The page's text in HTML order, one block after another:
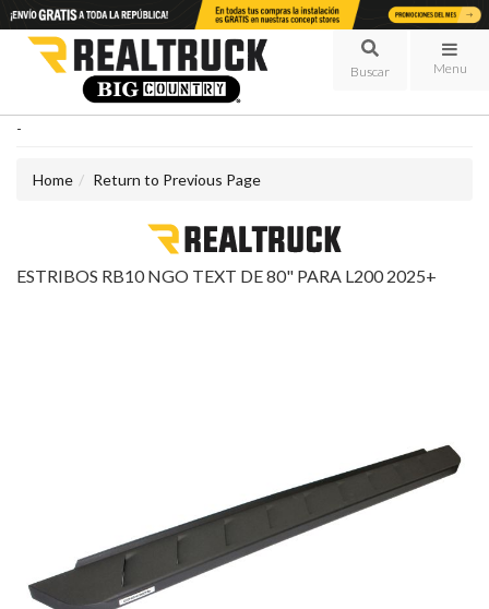
Menu
-
Home Return to Previous Page
ESTRIBOS RB10 NGO TEXT DE 80" PARA L200 2025+